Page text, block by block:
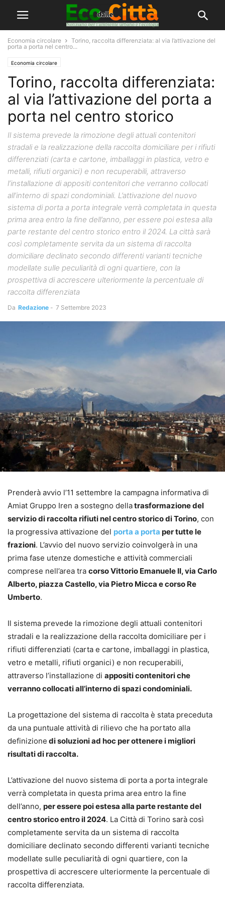
Economia circolare
Torino, raccolta differenziata: al via l’attivazione del
porta a porta nel centro...
Economia circolare
Torino, raccolta differenziata:
al via l’attivazione del porta a
porta nel centro storico
Il sistema prevede la rimozione degli attuali contenitori
stradali e la realizzazione della raccolta domiciliare per i rifiuti
differenziati (carta e cartone, imballaggi in plastica, vetro e
metalli, rifiuti organici) e non recuperabili, attraverso
l’installazione di appositi contenitori che verranno collocati
all’interno di spazi condominiali. L’attivazione del nuovo
sistema di porta a porta integrale verrà completata in questa
prima area entro la fine dell’anno, per essere poi estesa alla
parte restante del centro storico entro il 2024. La città sarà
così completamente servita da un sistema di raccolta
domiciliare declinato secondo differenti varianti tecniche
modellate sulle peculiarità di ogni quartiere, con la
prospettiva di accrescere ulteriormente la percentuale di
raccolta differenziata
Da Redazione - 7 Settembre 2023
Prenderà avvio l’11 settembre la campagna informativa di
Amiat Gruppo Iren a sostegno dellatrasformazione del
servizio di raccolta rifiuti nel centro storico di Torino, con
la progressiva attivazione del porta a porta per tutte le
frazioni. L’avvio del nuovo servizio coinvolgerà in una
prima fase utenze domestiche e attività commerciali
comprese nell’area tra corso Vittorio Emanuele II, via Carlo
Alberto, piazza Castello, via Pietro Micca e corso Re
Umberto.
Il sistema prevede la rimozione degli attuali contenitori
stradali e la realizzazione della raccolta domiciliare per i
rifiuti differenziati (carta e cartone, imballaggi in plastica,
vetro e metalli, rifiuti organici) e non recuperabili,
attraverso l’installazione di appositi contenitori che
verranno collocati all’interno di spazi condominiali.
La progettazione del sistema di raccolta è stata preceduta
da una puntuale attività di rilievo che ha portato alla
definizione di soluzioni ad hoc per ottenere i migliori
risultati di raccolta.
L’attivazione del nuovo sistema di porta a porta integrale
verrà completata in questa prima area entro la fine
dell’anno, per essere poi estesa alla parte restante del
centro storico entro il 2024. La Città di Torino sarà così
completamente servita da un sistema di raccolta
domiciliare declinato secondo differenti varianti tecniche
modellate sulle peculiarità di ogni quartiere, con la
prospettiva di accrescere ulteriormente la percentuale di
raccolta differenziata.